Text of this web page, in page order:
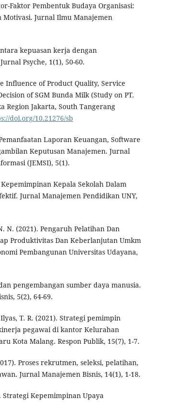
Faktor Pembentuk Budaya Organisasi:
Jurnal Ilmu Manajemen
kepuasan kerja dengan
Psyche, 1(1), 50-60.
Influence of Product Quality, Service
of SGM Bunda Milk (Study on PT.
Region Jakarta, South Tangerang
doi.org/10.21276/sb
Laporan Keuangan, Software
Keputusan Manajemen. Jurnal
(JEMSI), 5(1).
Kepala Sekolah Dalam
Jurnal Manajemen Pendidikan UNY,
N. (2021). Pengaruh Pelatihan Dan
Produktivitas Dan Keberlanjutan Umkm
Pembangunan Universitas Udayana,
pengembangan sumber daya manusia.
5(2), 64-69.
T. R. (2021). Strategi pemimpin
pegawai di kantor Kelurahan
Kota Malang. Respon Publik, 15(7), 1-7.
Proses rekrutmen, seleksi, pelatihan,
Jurnal Manajemen Bisnis, 14(1), 1-18.
Strategi Kepemimpinan Upaya